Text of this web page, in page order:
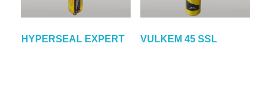
HYPERSEAL EXPERT VULKEM 45 SSL